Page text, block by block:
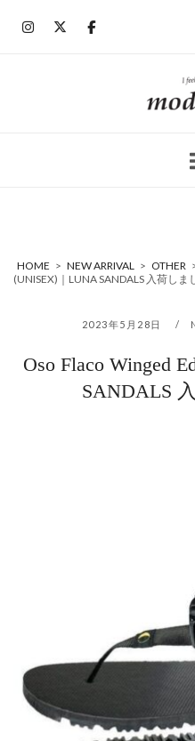
HOME > NEW ARRIVAL > OTHER
(UNISEX)｜LUNA SANDALS 入荷しま
2023年5月28日
Oso Flaco Winged
SANDALS